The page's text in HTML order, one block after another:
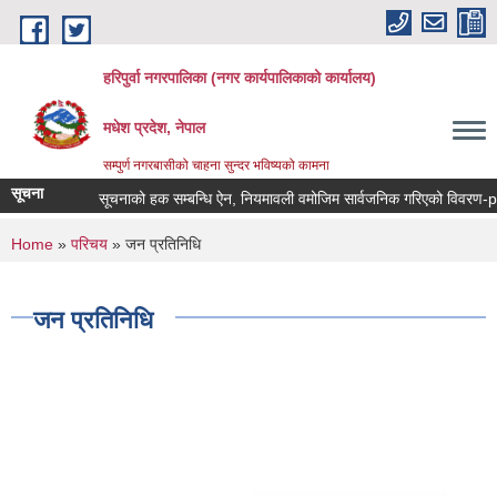
Skip to main content
हरिपुर्वा नगरपालिका (नगर कार्यपालिकाको कार्यालय)
मधेश प्रदेश, नेपाल
सम्पुर्ण नगरबासीको चाहना सुन्दर भविष्यको कामना
सूचना सूचनाको हक सम्बन्धि ऐन, नियमावली वमोजिम सार्वजनिक गरिएको विवरण-
You are here
Home » परिचय » जन प्रतिनिधि
जन प्रतिनिधि